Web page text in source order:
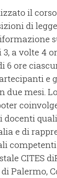
il
di
a volte 4
6 ore
e
due mesi.
docenti
e di
CITES
Palermo,